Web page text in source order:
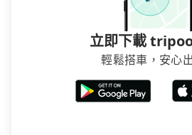
立即下載
輕鬆搭車，安心